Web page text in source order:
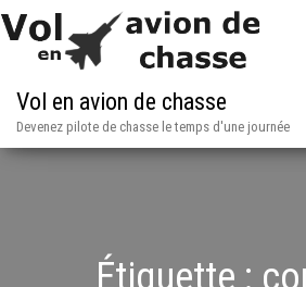
Vol en avion de chasse
Devenez pilote de chasse le temps d'une journée
Étiquette :